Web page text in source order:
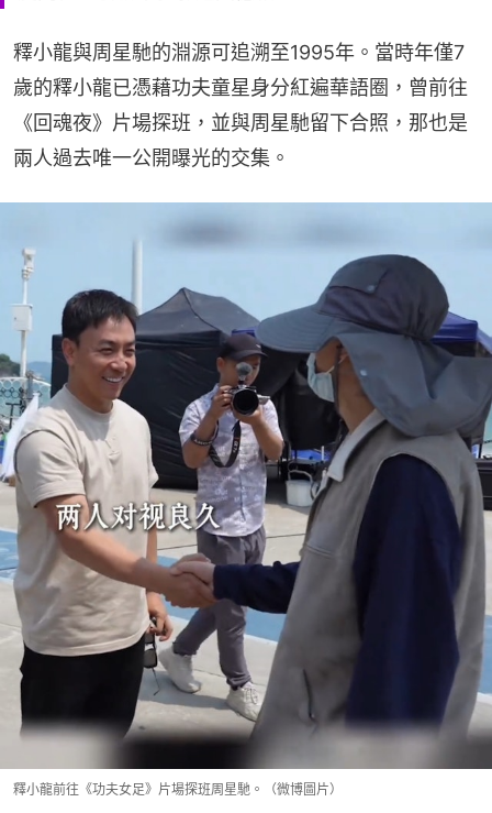
釋小龍與周星馳的淵源可追溯至1995年。當時年僅7
歲的釋小龍已憑藉功夫童星身分紅遍華語圈，曾前往
《回魂夜》片場探班，並與周星馳留下合照，那也是
兩人過去唯一公開曝光的交集。
釋小龍前往《功夫女足》片場探班周星馳。（微博圖片）